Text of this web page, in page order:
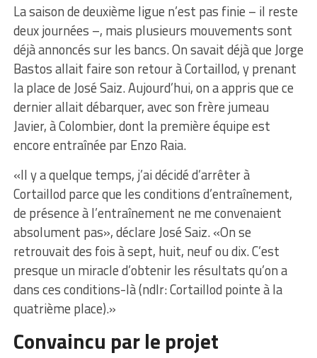
La saison de deuxième ligue n’est pas finie – il reste
deux journées –, mais plusieurs mouvements sont
déjà annoncés sur les bancs. On savait déjà que Jorge
Bastos allait faire son retour à Cortaillod, y prenant
la place de José Saiz. Aujourd’hui, on a appris que ce
dernier allait débarquer, avec son frère jumeau
Javier, à Colombier, dont la première équipe est
encore entraînée par Enzo Raia.
«Il y a quelque temps, j’ai décidé d’arrêter à
Cortaillod parce que les conditions d’entraînement,
de présence à l’entraînement ne me convenaient
absolument pas», déclare José Saiz. «On se
retrouvait des fois à sept, huit, neuf ou dix. C’est
presque un miracle d’obtenir les résultats qu’on a
dans ces conditions-là (ndlr: Cortaillod pointe à la
quatrième place).»
Convaincu par le projet